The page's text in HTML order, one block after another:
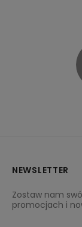
NEWSLETTER
Zostaw nam
promocjach i